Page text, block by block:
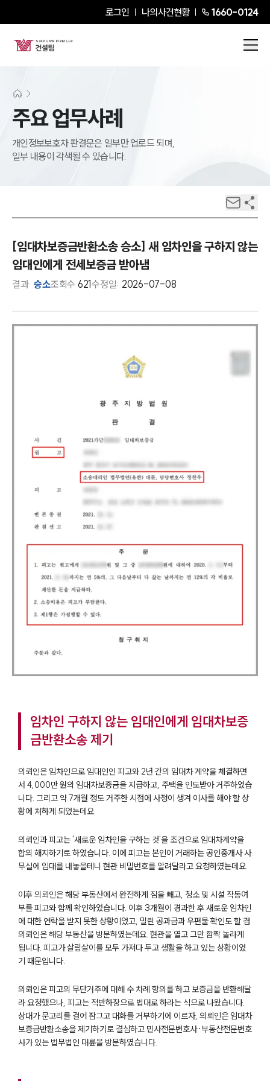
로그인 나의사건현황 1660-0124
팀소개
팀소개
주요 업무사례
개인정보보호차 판결문은 일부만 업로드 되며,
일부 내용이 각색될 수 있습니다.
[임대차보증금반환소송 승소] 새 임차인을 구하지 않는
임대인에게 전세보증금 받아냄
결과 승소조회수 621수정일: 2026-07-08
임차인 구하지 않는 임대인에게 임대차보증
금반환소송 제기
의뢰인은 임차인으로 임대인인 피고와 2년 간의 임대차 계약을 체결하면
서 4,000만 원의 임대차보증금을 지급하고, 주택을 인도받아 거주하였습
니다. 그리고 약 7개월 정도 거주한 시점에 사정이 생겨 이사를 해야 할 상
황에 처하게 되었는데요.
의뢰인과 피고는 '새로운 임차인을 구하는 것'을 조건으로 임대차계약을
합의 해지하기로 하였습니다. 이에 피고는 본인이 거래하는 공인중개사 사
무실에 임대를 내놓을테니 현관 비밀번호를 알려달라고 요청하였는데요.
이후 의뢰인은 해당 부동산에서 완전하게 짐을 빼고, 청소 및 시설 작동여
부를 피고와 함께 확인하였습니다. 이후 3개월이 경과한 후 새로운 임차인
에 대한 연락을 받지 못한 상황이었고, 밀린 공과금과 우편물 확인도 할 겸
의뢰인은 해당 부동산을 방문하였는데요. 현관을 열고 그만 깜짝 놀라게
됩니다. 피고가 살림살이를 모두 가져다 두고 생활을 하고 있는 상황이었
기 때문입니다.
의뢰인은 피고의 무단거주에 대해 수 차례 항의를 하고 보증금을 반환해달
라 요청했으나, 피고는 적반하장으로 법대로 하라는 식으로 나왔습니다.
상대가 문고리를 걸어 잠그고 대화를 거부하기에 이르자, 의뢰인은 임대차
보증금반환소송을 제기하기로 결심하고 민사전문변호사·부동산전문변호
사가 있는 법무법인 대륜을 방문하였습니다.